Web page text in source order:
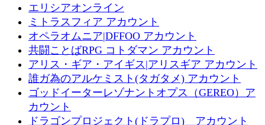
エリシアオンライン
ミトラスフィア アカウント
オペラオムニア|DFFOO アカウント
共闘ことばRPG コトダマン アカウント
アリス・ギア・アイギス|アリスギア アカウント
誰ガ為のアルケミスト(タガタメ) アカウント
ゴッドイーターレゾナントオプス（GEREO）ア
カウント
ドラゴンプロジェクト(ドラプロ) アカウント